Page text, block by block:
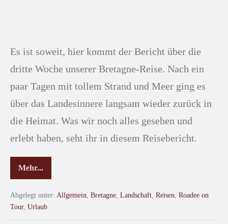
Es ist soweit, hier kommt der Bericht über die
dritte Woche unserer Bretagne-Reise. Nach ein
paar Tagen mit tollem Strand und Meer ging es
über das Landesinnere langsam wieder zurück in
die Heimat. Was wir noch alles gesehen und
erlebt haben, seht ihr in diesem Reisebericht.
Mehr...
Abgelegt unter: Allgemein, Bretagne, Landschaft, Reisen, Roadee on
Tour, Urlaub